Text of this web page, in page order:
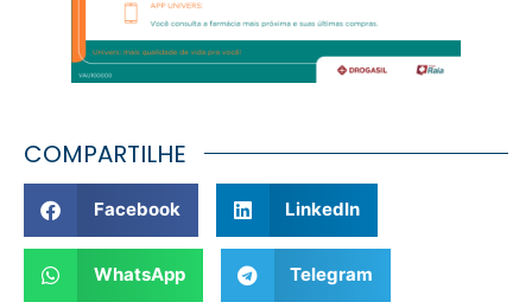
COMPARTILHE
Facebook LinkedIn
WhatsApp Telegram